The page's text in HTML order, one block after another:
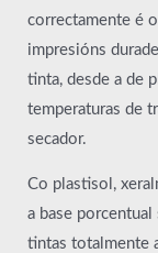
correctamente é
impresións
tinta, desde a de
temperaturas de
secador.
Co plastisol,
a base
tintas totalmente